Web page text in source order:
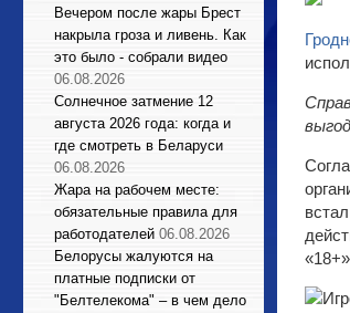
Вечером после жары Брест
накрыла гроза и ливень. Как
это было - собрали видео
06.08.2026
Солнечное затмение 12
августа 2026 года: когда и
где смотреть в Беларуси
06.08.2026
Жара на рабочем месте:
обязательные правила для
работодателей 06.08.2026
Белорусы жалуются на
платные подписки от
"Белтелекома" – в чем дело